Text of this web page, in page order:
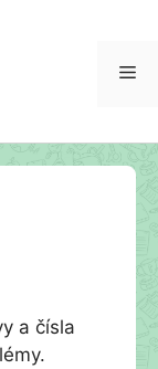
a čísla